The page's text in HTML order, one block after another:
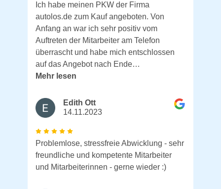
Ich habe meinen PKW der Firma
autolos.de zum Kauf angeboten. Von
Anfang an war ich sehr positiv vom
Auftreten der Mitarbeiter am Telefon
überrascht und habe mich entschlossen
auf das Angebot nach Ende…
Mehr lesen
Edith Ott
14.11.2023
Problemlose, stressfreie Abwicklung - sehr
freundliche und kompetente Mitarbeiter
und Mitarbeiterinnen - gerne wieder :)